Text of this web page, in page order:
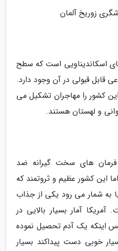
زوریخ آلمان
اسکاندیناویی است که سطح
قابل قبولی در آن وجود دارد.
جمعیت این کشور را مهاجران تشکیل می
و لهستان هستند.
فرمان های سخت گیرانه ضد
این کشور عظیم و ثروتمند که
به شمار می رود یکی از جذاب
آمار بسیار بالایی در
اینکه یک آدم تحصیل نموده
خوبی دست پیداکند بسیار